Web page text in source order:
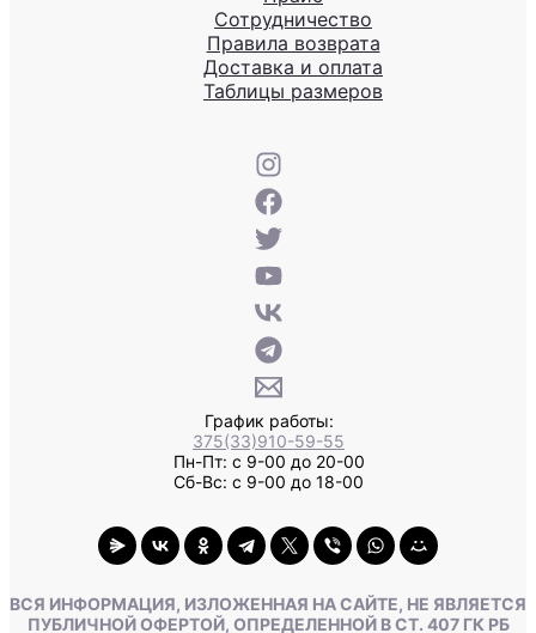
Сотрудничество
Правила возврата
Доставка и оплата
Таблицы размеров
График работы:
375(33)910-59-55
Пн-Пт: с 9-00 до 20-00
Сб-Вс: с 9-00 до 18-00
ВСЯ ИНФОРМАЦИЯ, ИЗЛОЖЕННАЯ НА САЙТЕ, НЕ ЯВЛЯЕТСЯ
ПУБЛИЧНОЙ ОФЕРТОЙ, ОПРЕДЕЛЕННОЙ В СТ. 407 ГК РБ